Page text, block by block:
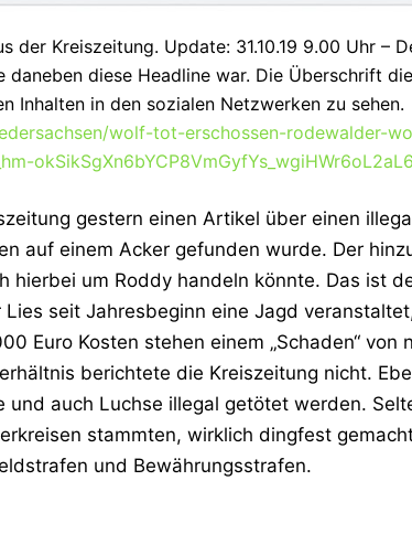
der Kreiszeitung. Update: 31.10.19 9.00 Uhr –
diese Headline war. Die Überschrift
Inhalten in den sozialen Netzwerken zu sehen.
wolf-tot-erschossen-rodewalder-
gestern einen Artikel über einen
auf einem Acker gefunden wurde. Der
hierbei um Roddy handeln könnte. Das ist
seit Jahresbeginn eine Jagd
Euro Kosten stehen einem „Schaden“ von
berichtete die Kreiszeitung nicht.
auch Luchse illegal getötet werden.
stammten, wirklich dingfest
und Bewährungsstrafen.